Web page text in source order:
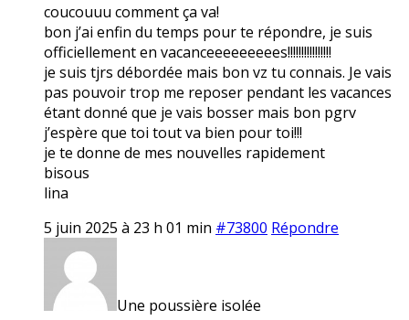
coucouuu comment ça va!
bon j’ai enfin du temps pour te répondre, je suis
officiellement en vacanceeeeeeeees!!!!!!!!!!!!!!!!
je suis tjrs débordée mais bon vz tu connais. Je vais
pas pouvoir trop me reposer pendant les vacances
étant donné que je vais bosser mais bon pgrv
j’espère que toi tout va bien pour toi!!!
je te donne de mes nouvelles rapidement
bisous
lina
5 juin 2025 à 23 h 01 min #73800 Répondre
Une poussière isolée